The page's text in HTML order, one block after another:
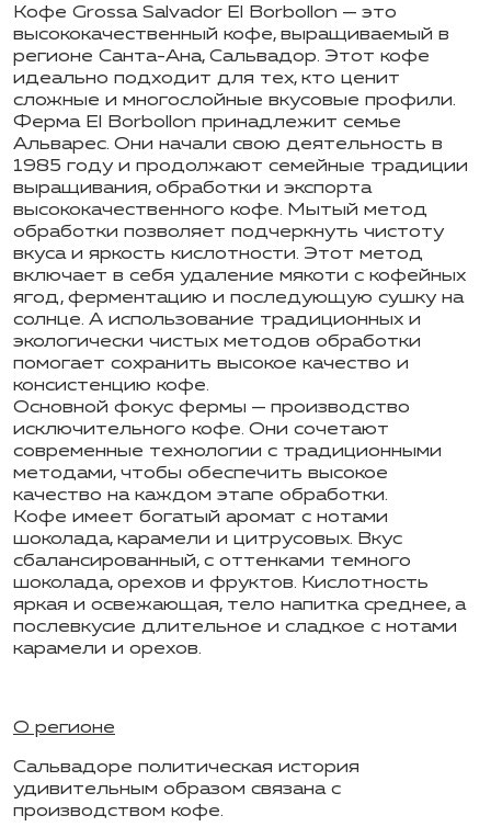
Кофе Grossa SalvadorEl Borbollon — это
высококачественный кофе, выращиваемый в
регионе Санта-Ана, Сальвадор. Этот кофе
идеально подходит для тех, кто ценит
сложные и многослойные вкусовые профили.
Ферма El Borbollon принадлежит семье
Альварес. Они начали свою деятельность в
1985 году и продолжают семейные традиции
выращивания, обработки и экспорта
высококачественного кофе. Мытый метод
обработки позволяет подчеркнуть чистоту
вкуса и яркость кислотности. Этот метод
включает в себя удаление мякоти с кофейных
ягод, ферментацию и последующую сушку на
солнце. А использование традиционных и
экологически чистых методов обработки
помогает сохранить высокое качество и
консистенцию кофе.
Основной фокус фермы — производство
исключительного кофе. Они сочетают
современные технологии с традиционными
методами, чтобы обеспечить высокое
качество на каждом этапе обработки.
Кофе имеет богатый аромат с нотами
шоколада, карамели и цитрусовых. Вкус
сбалансированный, с оттенками темного
шоколада, орехов и фруктов. Кислотность
яркая и освежающая, тело напитка среднее, а
послевкусие длительное и сладкое с нотами
карамели и орехов.
О регионе
Сальвадоре политическая история
удивительным образом связана с
производством кофе.